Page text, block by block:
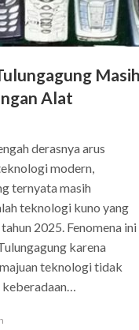
Masih
Alat
derasnya arus
modern,
ternyata masih
teknologi kuno yang
2025. Fenomena ini
karena
teknologi tidak
keberadaan…